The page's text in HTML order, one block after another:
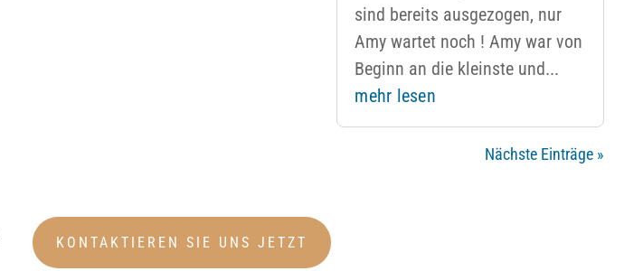
sind bereits ausgezogen, nur
Amy wartet noch ! Amy war von
Beginn an die kleinste und...
mehr lesen
Nächste Einträge »
KONTAKTIEREN SIE UNS JETZT